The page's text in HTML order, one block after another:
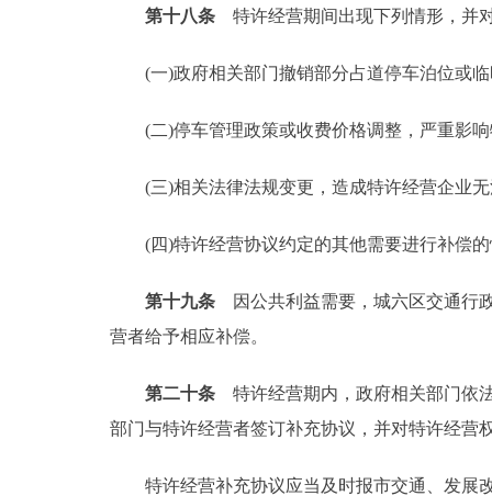
第十八条 特许经营期间出现下列情形，并
(一)政府相关部门撤销部分占道停车泊位或临
(二)停车管理政策或收费价格调整，严重影响
(三)相关法律法规变更，造成特许经营企业无
(四)特许经营协议约定的其他需要进行补偿的
第十九条 因公共利益需要，城六区交通行
营者给予相应补偿。
第二十条 特许经营期内，政府相关部门依
部门与特许经营者签订补充协议，并对特许经营
特许经营补充协议应当及时报市交通、发展